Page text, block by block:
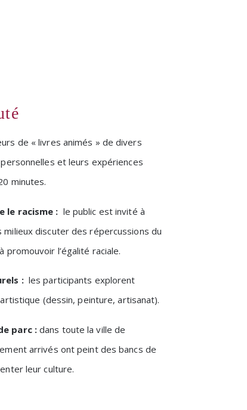
de « livres animés » de divers
et leurs expériences
minutes.
le racisme : le public est invité à
discuter des répercussions du
l’égalité raciale.
: les participants explorent
(dessin, peinture, artisanat).
parc :dans toute la ville de
arrivés ont peint des bancs de
leur culture.